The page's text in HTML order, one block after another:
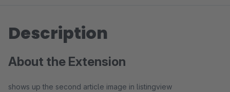
Description
About the Extension
shows up the second article image in listingview